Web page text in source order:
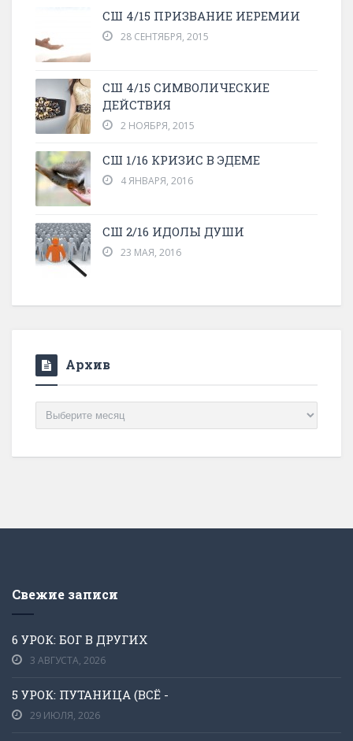
СШ 4/15 ПРИЗВАНИЕ ИЕРЕМИИ
28 СЕНТЯБРЯ, 2015
СШ 4/15 СИМВОЛИЧЕСКИЕ
ДЕЙСТВИЯ
2 НОЯБРЯ, 2015
СШ 1/16 КРИЗИС В ЭДЕМЕ
4 ЯНВАРЯ, 2016
СШ 2/16 ИДОЛЫ ДУШИ
23 МАЯ, 2016
Архив
Архив
Свежие записи
6 УРОК: БОГ В ДРУГИХ
3 АВГУСТА, 2026
5 УРОК: ПУТАНИЦА (ВСЁ -
29 ИЮЛЯ, 2026